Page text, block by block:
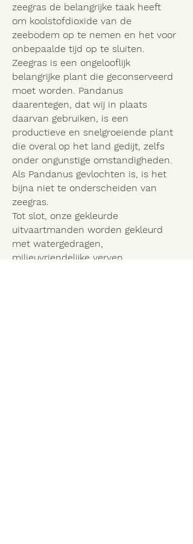
zeegras de belangrijke taak heeft
om koolstofdioxide van de
zeebodem op te nemen en het voor
onbepaalde tijd op te sluiten.
Zeegras is een ​​ongelooflijk
belangrijke plant die geconserveerd
moet worden. Pandanus
daarentegen, dat wij in plaats
daarvan gebruiken, is een
productieve en snelgroeiende plant
die overal op het land gedijt, zelfs
onder ongunstige omstandigheden.
Als Pandanus gevlochten is, is het
bijna niet te onderscheiden van
zeegras.
Tot slot, onze gekleurde
uitvaartmanden worden gekleurd
met watergedragen,
milieuvriendelijke verven.